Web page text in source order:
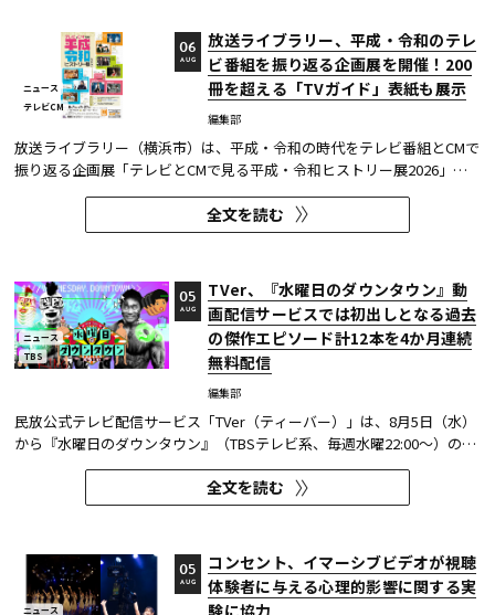
ニュース
テレビCM
放送ライブラリー、平成・令和のテレ
ビ番組を振り返る企画展を開催！200
冊を超える「TVガイド」表紙も展示
編集部
06
AUG
放送ライブラリー（横浜市）は、平成・令和の時代をテレビ番組とCMで
振り返る企画展「テレビとCMで見る平成・令和ヒストリー展2026」を8
月7日～9月27日に開催する。
全文を読む
ニュース
TBS
TVer、『水曜日のダウンタウン』動
画配信サービスでは初出しとなる過去
の傑作エピソード計12本を4か月連続
無料配信
編集部
05
AUG
民放公式テレビ配信サービス「TVer（ティーバー）」は、8月5日（水）
から『水曜日のダウンタウン』（TBSテレビ系、毎週水曜22:00～）の過
去に放送された傑作エピソード計12本を4か月にわたり配信する。本エ
ピソードが動画配信サービスで配信されるのは今回が初めてとなる。
TVerはすべて無料で見放題となっている。 『水曜日のダウンタウン...
全文を読む
ニュース
コンセント、イマーシブビデオが視聴
体験者に与える心理的影響に関する実
05
AUG